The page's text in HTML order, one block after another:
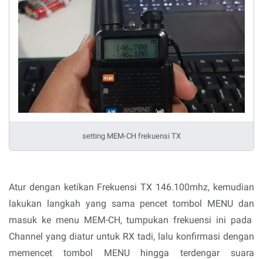
setting MEM-CH frekuensi TX
Atur dengan ketikan Frekuensi TX 146.100mhz, kemudian
lakukan langkah yang sama pencet tombol MENU dan
masuk ke menu MEM-CH, tumpukan frekuensi ini pada
Channel yang diatur untuk RX tadi, lalu konfirmasi dengan
memencet tombol MENU hingga terdengar suara